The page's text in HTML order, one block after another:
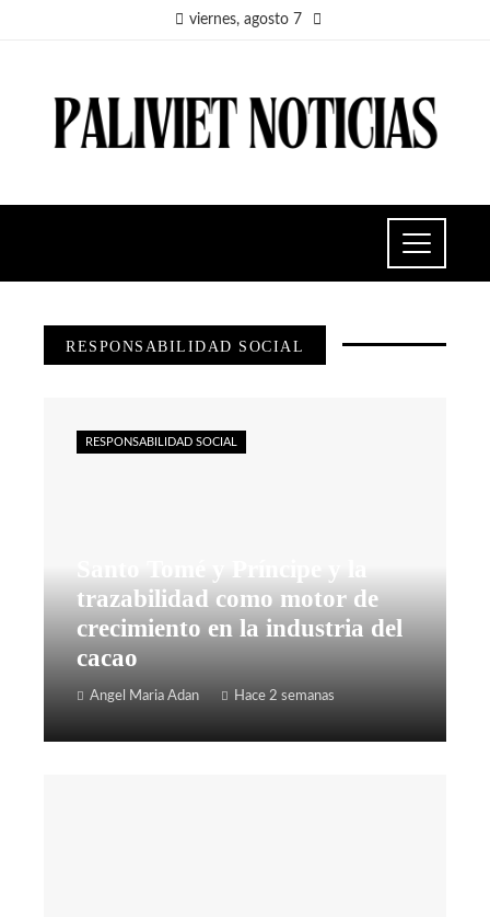
viernes, agosto 7
RESPONSABILIDAD SOCIAL
trazabilidad como motor de
crecimiento en la industria del
cacao
Angel Maria Adan Hace 2 semanas
RESPONSABILIDAD SOCIAL